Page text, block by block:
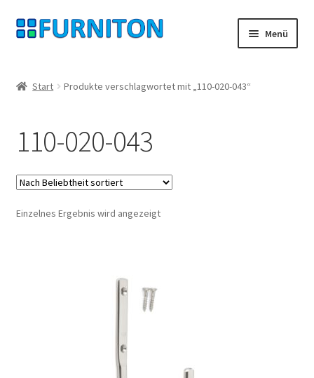
Zur
Navigation
Zum
Inhalt
Menü
Datenschutz
Widerrufsrecht
Kontakt
Start Produkte verschlagwortet mit „110-020-043“
110-020-043
Einzelnes Ergebnis wird angezeigt